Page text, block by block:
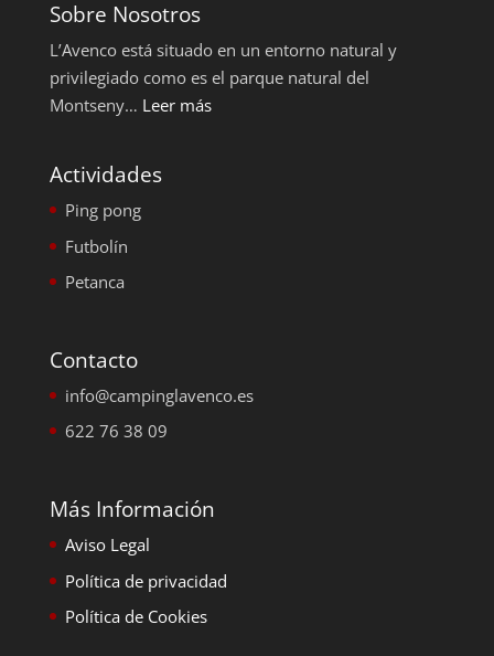
Sobre Nosotros
L’Avenco está situado en un entorno natural y
privilegiado como es el parque natural del
Montseny… Leer más
Actividades
Ping pong
Futbolín
Petanca
Contacto
info@campinglavenco.es
622 76 38 09
Más Información
Aviso Legal
Política de privacidad
Política de Cookies